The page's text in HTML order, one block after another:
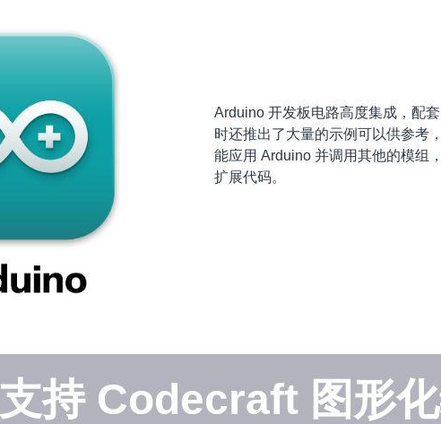
支持 Codecraft 图形
Arduino 开发板电路高度集成，配
时还推出了大量的示例可以供参考
能应用 Arduino 并调用其他的模组
扩展代码。